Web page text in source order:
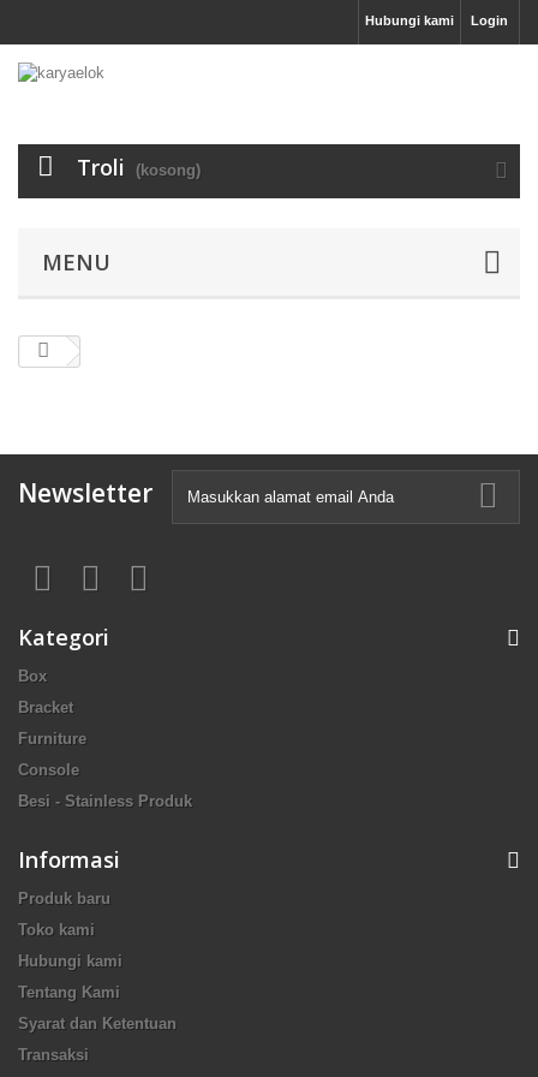
Login
Hubungi kami
Troli (kosong)
MENU
Newsletter
Kategori
Box
Bracket
Furniture
Console
Besi - Stainless Produk
Informasi
Produk baru
Toko kami
Hubungi kami
Tentang Kami
Syarat dan Ketentuan
Transaksi